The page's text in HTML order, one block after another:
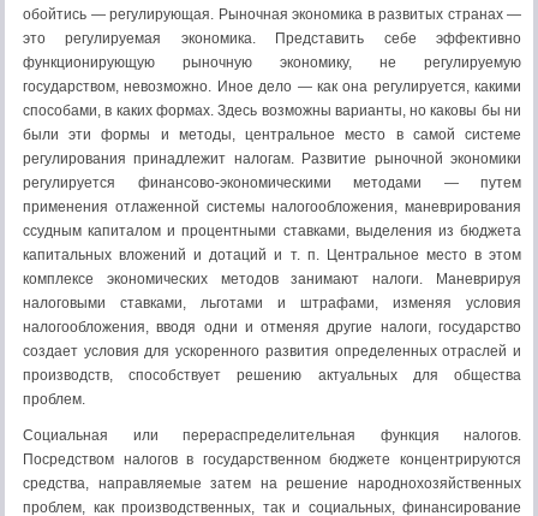
обойтись — регули­рующая. Рыночная экономика в развитых странах —
это регулируемая эконо­мика. Представить себе эффективно
функционирующую рыночную экономику, не регулируемую
государством, невозможно. Иное дело — как она регулируется, какими
способами, в каких формах. Здесь возможны варианты, но каковы бы ни
были эти формы и методы, центральное место в самой системе
регулирования принадлежит налогам. Развитие рыночной экономики
регулируется финансово-экономическими методами — путем
применения отлаженной системы налогообложения, маневрирования
ссудным капиталом и процентными ставками, выделения из бюджета
капитальных вложений и дотаций и т. п. Центральное место в этом
комплексе экономических методов занимают налоги. Маневрируя
налоговыми ставками, льготами и штрафами, изменяя условия
налогообложе­ния, вводя одни и отменяя другие налоги, государство
создает условия для ускоренного развития определенных отраслей и
производств, способствует ре­шению актуальных для общества
проблем.
Социальная или перераспределительная функция налогов.
Посредством налогов в государственном бюджете концентрируются
средства, направляемые затем на решение народнохозяйственных
проблем, как производственных, так и социальных, финансирование